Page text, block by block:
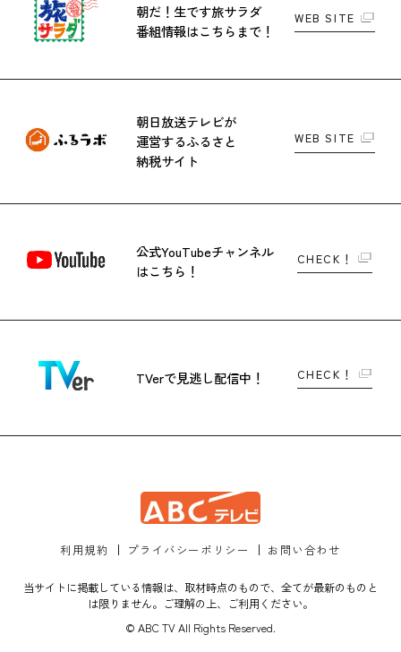
朝だ！生です旅サラダ
番組情報はこちらまで！
WEB SITE
朝日放送テレビが
運営するふるさと
納税サイト
WEB SITE
公式YouTubeチャンネル
はこちら！
CHECK！
TVerで見逃し配信中！ CHECK！
利用規約 プライバシーポリシー お問い合わせ
当サイトに掲載している情報は、取材時点のもので、全てが最新のものと
は限りません。ご理解の上、ご利用ください。
© ABC TV All Rights Reserved.